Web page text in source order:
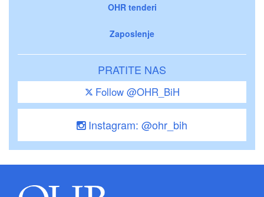
OHR tenderi
Zaposlenje
PRATITE NAS
Follow @OHR_BiH
Instagram: @ohr_bih